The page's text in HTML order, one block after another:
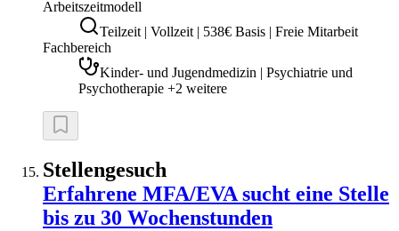
Arbeitszeitmodell
Teilzeit | Vollzeit | 538€ Basis | Freie Mitarbeit
Fachbereich
Kinder- und Jugendmedizin | Psychiatrie und
Psychotherapie +2 weitere
Stellengesuch
Erfahrene MFA/EVA sucht eine Stelle
bis zu 30 Wochenstunden